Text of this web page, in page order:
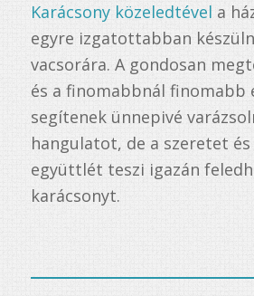
Karácsony közeledtével a
egyre izgatottabban
vacsorára. A gondosan
és a finomabbnál finomabb
segítenek ünnepivé
hangulatot, de a szeretet és
együttlét teszi igazán
karácsonyt.